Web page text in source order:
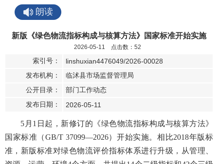
朗读
新版《绿色物流指标构成与核算方法》国家标准开始实施
2026-05-11 点击数： 52
索引号：
linshuxian4476049/2026-00028
发布机构：
临沭县市场监督管理局
公开目录：
部门工作动态
发布日期：
2026-05-11
5月1日起，新修订的《绿色物流指标构成与核算方法》
国家标准（GB/T 37099—2026）开始实施。相比2018年版标
准，新版标准对绿色物流评价指标体系进行升级，从管理、